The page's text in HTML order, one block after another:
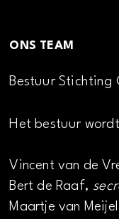
ONS TEAM
Bestuur Stichting
Het bestuur
Vincent van de
Bert de Raaf,
Maartje van